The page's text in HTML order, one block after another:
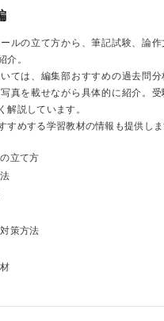
ルの立て方から、筆記試験、論
介。
ては、編集部おすすめの過去問
真を載せながら具体的に紹介。受
解説しています。
すめする学習教材の情報も提供しま
立て方
策方法